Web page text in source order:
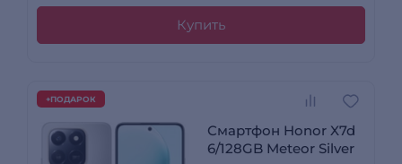
Купить
+ПОДАРОК
Смартфон Honor X7d
6/128GB Meteor Silver